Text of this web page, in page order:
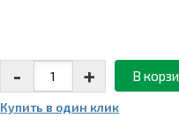
- + В
Купить в один клик